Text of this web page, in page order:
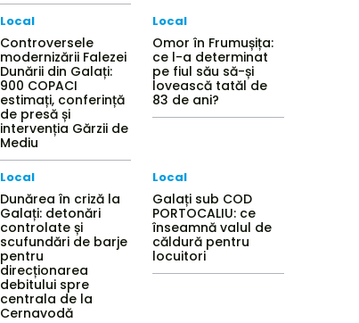
Local
Controversele
modernizării Falezei
Dunării din Galați:
900 COPACI
estimați, conferință
de presă și
intervenția Gărzii de
Mediu
Local
Omor în Frumușița:
ce l-a determinat
pe fiul său să-și
lovească tatăl de
83 de ani?
Local
Dunărea în criză la
Galați: detonări
controlate și
scufundări de barje
pentru
direcționarea
debitului spre
centrala de la
Cernavodă
Local
Galați sub COD
PORTOCALIU: ce
înseamnă valul de
căldură pentru
locuitori